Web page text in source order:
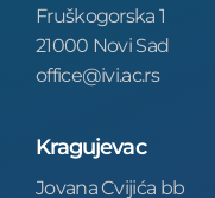
Fruškogorska 1
21000 Novi Sad
office@ivi.ac.rs
Kragujevac
Jovana Cvijića bb